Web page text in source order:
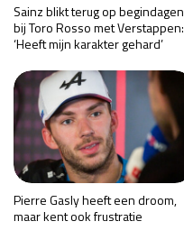
Sainz blikt terug op begindagen
bij Toro Rosso met Verstappen:
‘Heeft mijn karakter gehard’
Pierre Gasly heeft een droom,
maar kent ook frustratie